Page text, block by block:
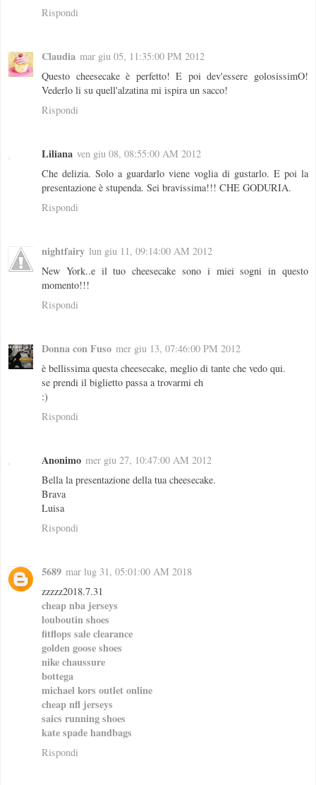
Rispondi
Claudia mar giu 05, 11:35:00 PM 2012
Questo cheesecake è perfetto! E poi dev'essere golosissimO!
Vederlo li su quell'alzatina mi ispira un sacco!
Rispondi
Liliana ven giu 08, 08:55:00 AM 2012
Che delizia. Solo a guardarlo viene voglia di gustarlo. E poi la
presentazione è stupenda. Sei bravissima!!! CHE GODURIA.
Rispondi
nightfairy lun giu 11, 09:14:00 AM 2012
New York..e il tuo cheesecake sono i miei sogni in questo
momento!!!
Rispondi
Donna con Fuso mer giu 13, 07:46:00 PM 2012
è bellissima questa cheesecake, meglio di tante che vedo qui.
se prendi il biglietto passa a trovarmi eh
:)
Rispondi
Anonimo mer giu 27, 10:47:00 AM 2012
Bella la presentazione della tua cheesecake.
Brava
Luisa
Rispondi
5689 mar lug 31, 05:01:00 AM 2018
zzzzz2018.7.31
cheap nba jerseys
louboutin shoes
fitflops sale clearance
golden goose shoes
nike chaussure
bottega
michael kors outlet online
cheap nfl jerseys
saics running shoes
kate spade handbags
Rispondi